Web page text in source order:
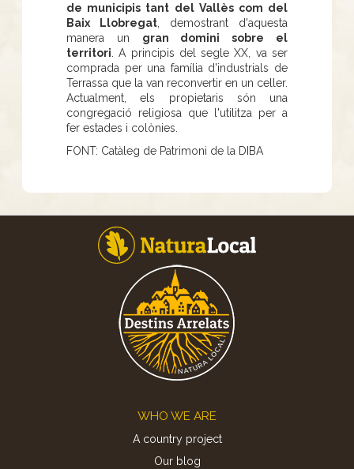
de municipis tant del Vallès com del
Baix Llobregat , demostrant d'aquesta
manera un gran domini sobre el
territori . A principis del segle XX, va ser
comprada per una família d'industrials de
Terrassa que la van reconvertir en un celler.
Actualment, els propietaris són una
congregació religiosa que l'utilitza per a
fer estades i colònies.
FONT: Catàleg de Patrimoni de la DIBA
WHO WE ARE
A country project
Our blog